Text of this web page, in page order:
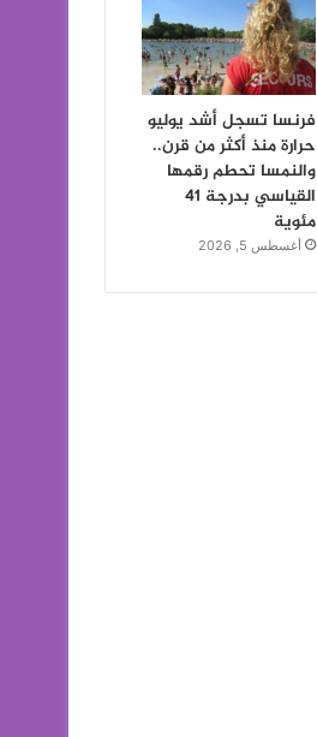
فرنسا تسجل أشد يوليو
حرارة منذ أكثر من قرن..
والنمسا تحطم رقمها
القياسي بدرجة 41
مئوية
أغسطس 5, 2026